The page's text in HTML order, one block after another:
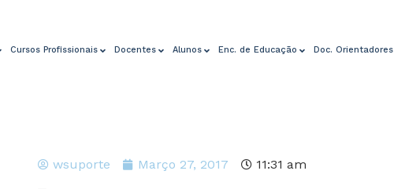
Cursos Profissionais Docentes Alunos Enc. de Educação Doc. Orientadores
wsuporte Março 27, 2017 11:31 am